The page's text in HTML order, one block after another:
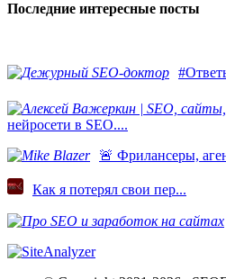
Последние интересные посты
нейросети в SEO....
​🚨 Фрилансеры,
Как я потерял свои пер...